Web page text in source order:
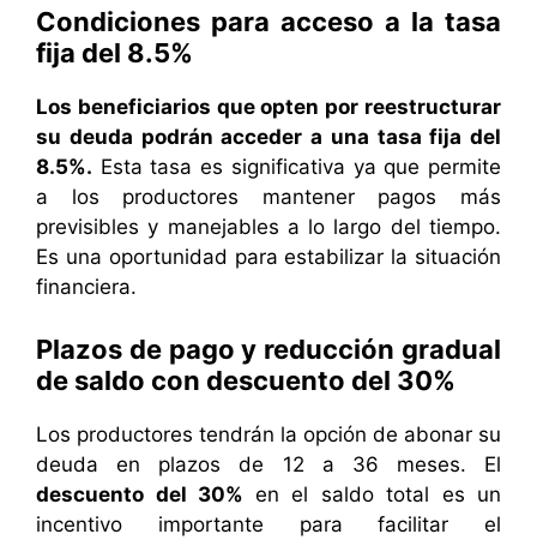
Condiciones para acceso a la tasa
fija del 8.5%
Los beneficiarios que opten por reestructurar
su deuda podrán acceder a una tasa fija del
8.5%. Esta tasa es significativa ya que permite
a los productores mantener pagos más
previsibles y manejables a lo largo del tiempo.
Es una oportunidad para estabilizar la situación
financiera.
Plazos de pago y reducción gradual
de saldo con descuento del 30%
Los productores tendrán la opción de abonar su
deuda en plazos de 12 a 36 meses. El
descuento del 30% en el saldo total es un
incentivo importante para facilitar el